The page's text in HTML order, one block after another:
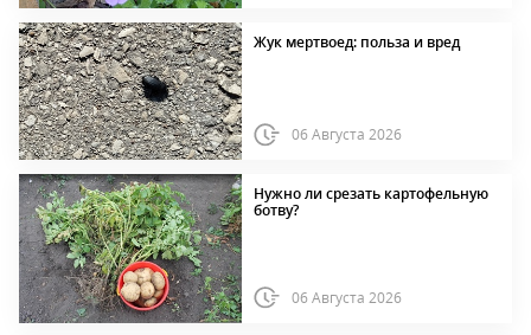
Жук мертвоед: польза и вред
06 Августа 2026
Нужно ли срезать картофельную
ботву?
06 Августа 2026